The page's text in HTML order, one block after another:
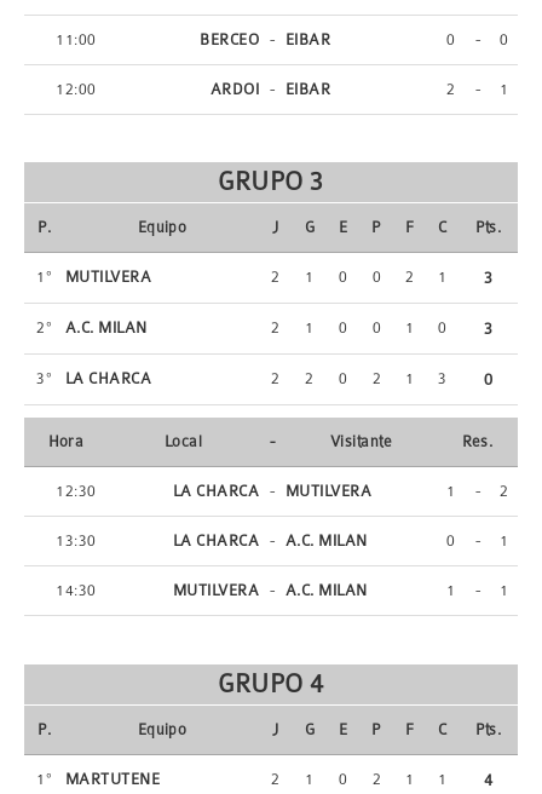
11:00 BERCEO - EIBAR 0 - 0
12:00 ARDOI - EIBAR 2 - 1
GRUPO 3
P. Equipo J G E P F C Pts.
1º MUTILVERA 2 1 0 0 2 1 3
2º A.C. MILAN 2 1 0 0 1 0 3
3º LA CHARCA 2 2 0 2 1 3 0
Hora Local - Visitante Res.
12:30 LA CHARCA - MUTILVERA 1 - 2
13:30 LA CHARCA - A.C. MILAN 0 - 1
14:30 MUTILVERA - A.C. MILAN 1 - 1
GRUPO 4
P. Equipo J G E P F C Pts.
1º MARTUTENE 2 1 0 2 1 1 4